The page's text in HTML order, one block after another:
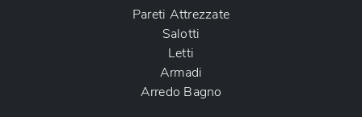
Pareti Attrezzate
Salotti
Letti
Armadi
Arredo Bagno